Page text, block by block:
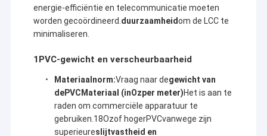
energie-efficiëntie en telecommunicatie moeten
worden gecoördineerd. duurzaamheidom de LCC te
minimaliseren.
1PVC-gewicht en verscheurbaarheid
Materiaalnorm:Vraag naar degewicht van
dePVCMateriaal (inOzper meter)Het is aan te
raden om commerciële apparatuur te
gebruiken. 18Ozof hogerPVCvanwege zijn
superieureslijtvastheid en